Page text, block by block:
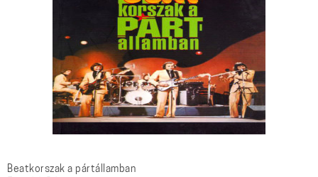
Beatkorszak a pártállamban